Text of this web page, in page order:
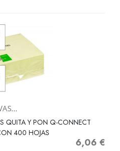
QUITA Y PON Q-CONNECT
400 HOJAS
Precio
6,06 €